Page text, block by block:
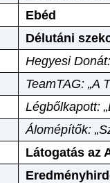
Ebéd
Délutáni
Hegyesi
TeamTAG: „A
Légbőlkapott:
Álomépítők:
Látogatás az